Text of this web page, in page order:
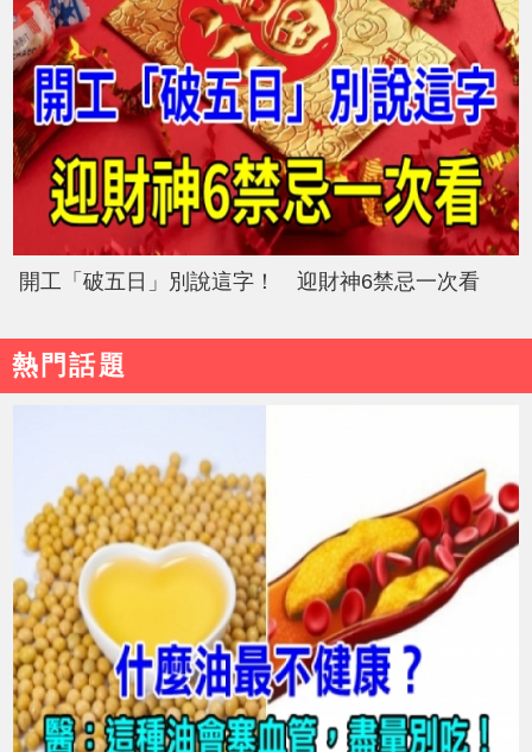
開工「破五日」別說這字！ 迎財神6禁忌一次看
熱門話題